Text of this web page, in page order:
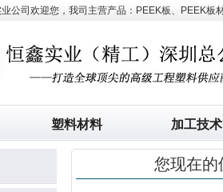
公司欢迎您，我司主营产品：PEEK板、PEEK板
塑料材料 加工技术
您现在的